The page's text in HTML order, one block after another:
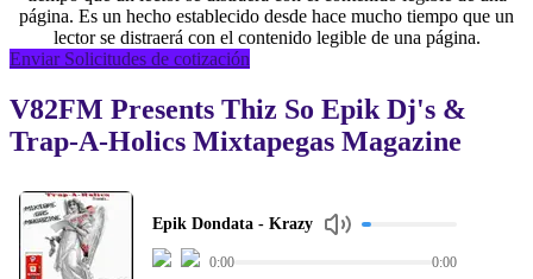
página. Es un hecho establecido desde hace mucho tiempo que un
lector se distraerá con el contenido legible de una página.
Enviar Solicitudes de cotización
V82FM Presents Thiz So Epik Dj's &
Trap-A-Holics Mixtapegas Magazine